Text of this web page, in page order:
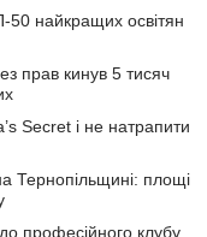
найкращих освітян
прав кинув 5 тисяч
Secret і не натрапити
Тернопільщині: площі
професійного клубу